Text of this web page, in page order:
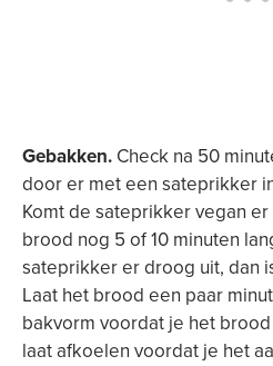
Gebakken. Check na 50
door er met een sateprikker
Komt de sateprikker vegan
brood nog 5 of 10 minuten
sateprikker er droog uit, dan
Laat het brood een paar
bakvorm voordat je het
laat afkoelen voordat je het